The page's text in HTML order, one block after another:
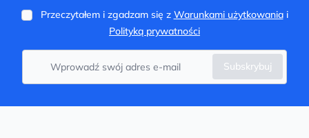
Przeczytałem i zgadzam się z Warunkami użytkowaniai
Polityką prywatności
Subskrybuj